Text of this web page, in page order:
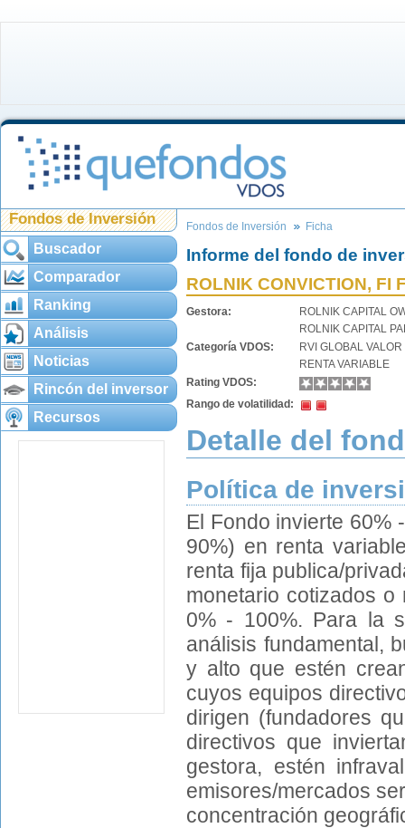
Fondos de Inversión
Buscador
Comparador
Ranking
Análisis
Noticias
Rincón del inversor
Recursos
Fondos de Inversión Ficha
Informe del fondo de
ROLNIK CONVICTION, FI
Gestora:
ROLNIK CAPITAL
ROLNIK CAPITAL
Categoría VDOS:
RVI GLOBAL VALOR
RENTA VARIABLE
Rating VDOS:
Rango de volatilidad:
Detalle del
Política de
El Fondo invierte 60%
90%) en renta
renta fija publica/
monetario cotizados
0% - 100%. Para la
análisis fundamental,
y alto que estén
cuyos equipos
dirigen (fundadores
directivos que
gestora, estén
emisores/mercados
concentración